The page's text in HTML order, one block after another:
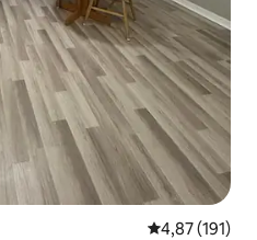
4,87 av 5 i
4,87 (191)